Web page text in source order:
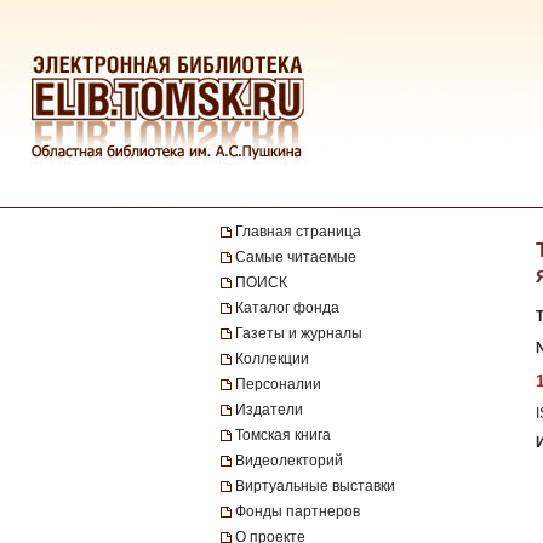
Главная страница
Самые читаемые
ПОИСК
Каталог фонда
Газеты и журналы
Коллекции
Персоналии
Издатели
Томская книга
Видеолекторий
Виртуальные выставки
Фонды партнеров
О проекте